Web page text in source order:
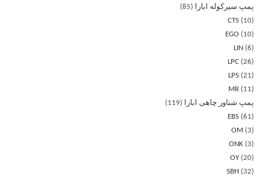
پمپ سیرکوله ابارا
85
CTS
10
EGO
10
LIN
6
LPC 26
LPS 21
MR
11
پمپ شناور چاهی ابارا
119
EBS 61
OM
3
ONK 3
OY 20
SBH
32